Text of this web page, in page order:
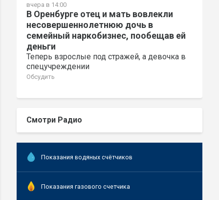
вчера в 14:00
В Оренбурге отец и мать вовлекли
несовершеннолетнюю дочь в
семейный наркобизнес, пообещав ей
деньги
Теперь взрослые под стражей, а девочка в
спецучреждении
Обсудить
Смотри Радио
Показания водяных счётчиков
Показания газового счетчика